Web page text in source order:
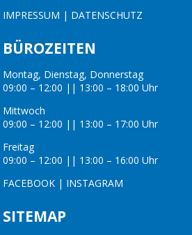
IMPRESSUM | DATENSCHUTZ
BÜROZEITEN
Montag, Dienstag, Donnerstag
09:00 – 12:00 || 13:00 – 18:00 Uhr
Mittwoch
09:00 – 12:00 || 13:00 – 17:00 Uhr
Freitag
09:00 – 12:00 || 13:00 – 16:00 Uhr
FACEBOOK | INSTAGRAM
SITEMAP